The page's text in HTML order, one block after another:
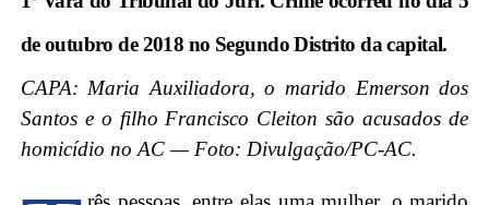
de outubro de 2018 no Segundo Distrito da capital.
CAPA: Maria Auxiliadora, o marido Emerson dos
Santos e o filho Francisco Cleiton são acusados de
homicídio no AC — Foto: Divulgação/PC-AC.